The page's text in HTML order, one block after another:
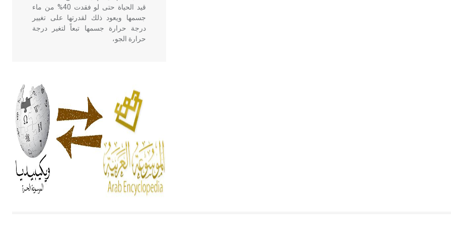
قيد الحياة حتى لو فقدت 40% من ماء
جسمها ويعود ذلك لقدرتها على تغيير
درجة حرارة جسمها تبعاً لتغير درجة
حرارة الجو،
أربعة مؤلفات هي: الحكم، الأدلة، تنظيم
التغذية، ورسالته في جروح الرأس.
ويعود له الفضل بأنه حرر الطب من
الدين والفلسفة.
- هل تعلم أن المرجان إفراز حيواني
يتكون في البحر ويتركب من مادة
كربونات الكلسيوم، وهو أحمر أو شديد
الحمرة وهو أجود أنواعه، ويمتاز بكبر
الحجم ويسمى الش